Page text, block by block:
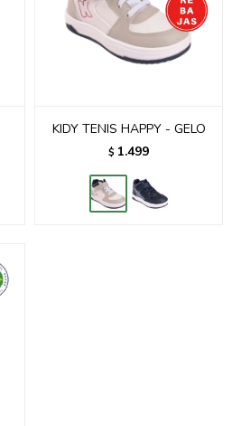
KIDY TENIS HAPPY - GELO
$ 1.499